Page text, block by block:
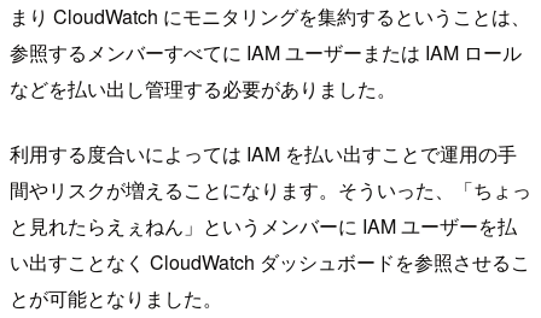
まり CloudWatch にモニタリングを集約するということは、
参照するメンバーすべてに IAM ユーザーまたは IAM ロール
などを払い出し管理する必要がありました。
利用する度合いによっては IAM を払い出すことで運用の手
間やリスクが増えることになります。そういった、「ちょっ
と見れたらえぇねん」というメンバーに IAM ユーザーを払
い出すことなく CloudWatch ダッシュボードを参照させるこ
とが可能となりました。